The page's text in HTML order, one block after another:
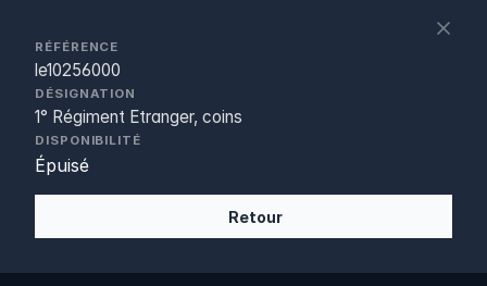
RÉFÉRENCE
le10256000
DÉSIGNATION
1° Régiment Etranger, coins
DISPONIBILITÉ
Épuisé
Retour